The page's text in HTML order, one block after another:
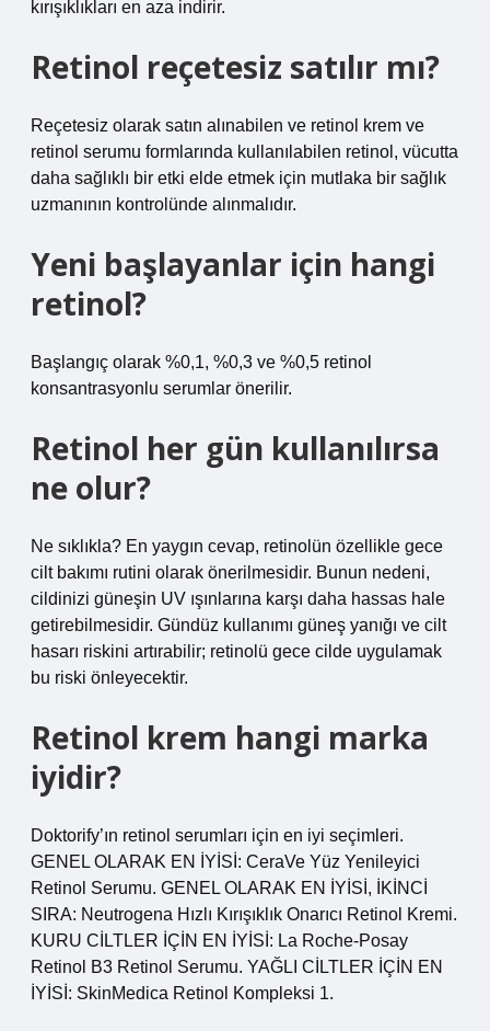
kırışıklıkları en aza indirir.
Retinol reçetesiz satılır mı?
Reçetesiz olarak satın alınabilen ve retinol krem ​​ve
retinol serumu formlarında kullanılabilen retinol, vücutta
daha sağlıklı bir etki elde etmek için mutlaka bir sağlık
uzmanının kontrolünde alınmalıdır.
Yeni başlayanlar için hangi
retinol?
Başlangıç ​​olarak %0,1, %0,3 ve %0,5 retinol
konsantrasyonlu serumlar önerilir.
Retinol her gün kullanılırsa
ne olur?
Ne sıklıkla? En yaygın cevap, retinolün özellikle gece
cilt bakımı rutini olarak önerilmesidir. Bunun nedeni,
cildinizi güneşin UV ışınlarına karşı daha hassas hale
getirebilmesidir. Gündüz kullanımı güneş yanığı ve cilt
hasarı riskini artırabilir; retinolü gece cilde uygulamak
bu riski önleyecektir.
Retinol krem hangi marka
iyidir?
Doktorify’ın retinol serumları için en iyi seçimleri.
GENEL OLARAK EN İYİSİ: CeraVe Yüz Yenileyici
Retinol Serumu. GENEL OLARAK EN İYİSİ, İKİNCİ
SIRA: Neutrogena Hızlı Kırışıklık Onarıcı Retinol Kremi.
KURU CİLTLER İÇİN EN İYİSİ: La Roche-Posay
Retinol B3 Retinol Serumu. YAĞLI CİLTLER İÇİN EN
İYİSİ: SkinMedica Retinol Kompleksi 1.